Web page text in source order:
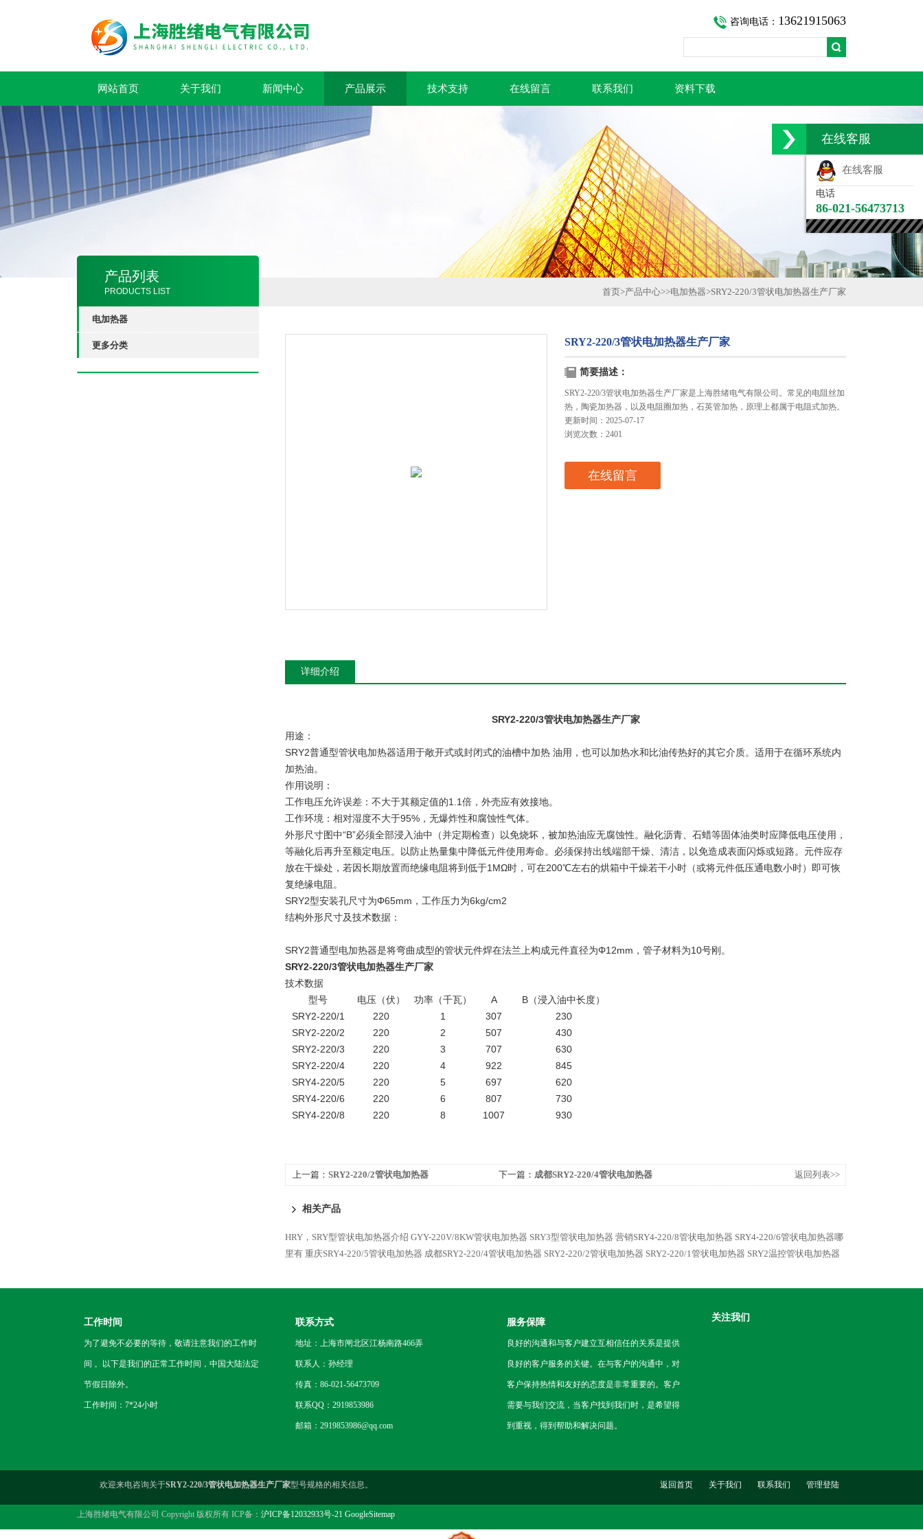
咨询电话： 13621915063
网站首页 关于我们 新闻中心 产品展示 技术支持 在线留言 联系我们 资料下载
产品列表
PRODUCTS LIST
电加热器
更多分类
首页>产品中心>>电加热器>SRY2-220/3管状电加热器生产厂家
SRY2-220/3管状电加热器生产厂家
简要描述：
SRY2-220/3管状电加热器生产厂家是上海胜绪电气有限公司。常见的电阻丝加
热，陶瓷加热器，以及电阻圈加热，石英管加热，原理上都属于电阻式加热。
更新时间：2025-07-17
浏览次数：2401
在线留言
详细介绍
SRY2-220/3管状电加热器生产厂家
用途：
SRY2普通型管状电加热器适用于敞开式或封闭式的油槽中加热 油用，也可以加热水和比油传热好的其它介质。适用于在循环系统内
加热油。
作用说明：
工作电压允许误差：不大于其额定值的1.1倍，外壳应有效接地。
工作环境：相对湿度不大于95%，无爆炸性和腐蚀性气体。
外形尺寸图中“B”必须全部浸入油中（并定期检查）以免烧坏，被加热油应无腐蚀性。融化沥青、石蜡等固体油类时应降低电压使用，
等融化后再升至额定电压。以防止热量集中降低元件使用寿命。必须保持出线端部干燥、清洁，以免造成表面闪烁或短路。元件应存
放在干燥处，若因长期放置而绝缘电阻将到低于1MΩ时，可在200℃左右的烘箱中干燥若干小时（或将元件低压通电数小时）即可恢
复绝缘电阻。
SRY2型安装孔尺寸为Φ65mm，工作压力为6kg/cm2
结构外形尺寸及技术数据：
SRY2普通型电加热器是将弯曲成型的管状元件焊在法兰上构成元件直径为Φ12mm，管子材料为10号刚。
SRY2-220/3管状电加热器生产厂家
技术数据
型号
电压（伏） 功率（千瓦） A
B（浸入油中长度）
SRY2-220/1
220 1 307
230
SRY2-220/2
220 2 507
430
SRY2-220/3
220 3 707
630
SRY2-220/4
220 4 922
845
SRY4-220/5
220 5 697
620
SRY4-220/6
220 6 807
730
SRY4-220/8
220 8 1007 930
上一篇： SRY2-220/2管状电加热器 下一篇： 成都SRY2-220/4管状电加热器 返回列表>>
相关产品
HRY，SRY型管状电加热器介绍 GYY-220V/8KW管状电加热器 SRY3型管状电加热器 营销SRY4-220/8管状电加热器 SRY4-220/6管状电加热器哪
里有 重庆SRY4-220/5管状电加热器 成都SRY2-220/4管状电加热器 SRY2-220/2管状电加热器 SRY2-220/1管状电加热器 SRY2温控管状电加热器
工作时间
为了避免不必要的等待，敬请注意我们的工作时
间 。以下是我们的正常工作时间，中国大陆法定
节假日除外。
工作时间：7*24小时
联系方式
地址：上海市闸北区江杨南路466弄
联系人：孙经理
传真：86-021-56473709
联系QQ：2919853986
邮箱：2919853986@qq.com
服务保障
良好的沟通和与客户建立互相信任的关系是提供
良好的客户服务的关键。在与客户的沟通中，对
客户保持热情和友好的态度是非常重要的。客户
需要与我们交流，当客户找到我们时，是希望得
到重视，得到帮助和解决问题。
关注我们
欢迎来电咨询关于SRY2-220/3管状电加热器生产厂家型号规格的相关信息。
上海胜绪电气有限公司 Copyright 版权所有 ICP备： 沪ICP备12032933号-21 GoogleSitemap
返回首页 关于我们 联系我们 管理登陆
在线客服
在线客服
电话
86-021-56473713